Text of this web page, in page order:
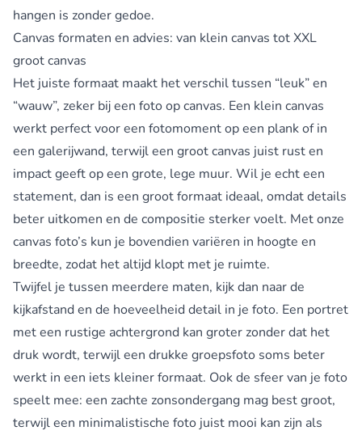
hangen is zonder gedoe.
Canvas formaten en advies: van klein canvas tot XXL
groot canvas
Het juiste formaat maakt het verschil tussen “leuk” en
“wauw”, zeker bij een foto op canvas. Een klein canvas
werkt perfect voor een fotomoment op een plank of in
een galerijwand, terwijl een groot canvas juist rust en
impact geeft op een grote, lege muur. Wil je echt een
statement, dan is een groot formaat ideaal, omdat details
beter uitkomen en de compositie sterker voelt. Met onze
canvas foto’s kun je bovendien variëren in hoogte en
breedte, zodat het altijd klopt met je ruimte.
Twijfel je tussen meerdere maten, kijk dan naar de
kijkafstand en de hoeveelheid detail in je foto. Een portret
met een rustige achtergrond kan groter zonder dat het
druk wordt, terwijl een drukke groepsfoto soms beter
werkt in een iets kleiner formaat. Ook de sfeer van je foto
speelt mee: een zachte zonsondergang mag best groot,
terwijl een minimalistische foto juist mooi kan zijn als